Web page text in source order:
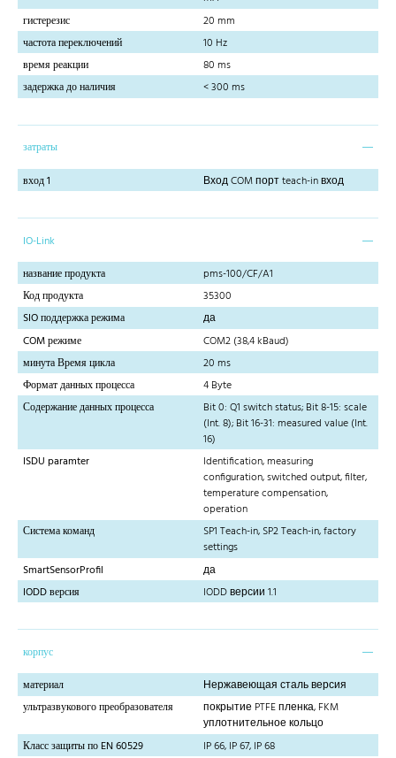
гистерезис
20 mm
частота переключений
10 Hz
время реакции
80 ms
задержка до наличия
< 300 ms
затраты
вход 1
Вход COM порт teach-in вход
IO-Link
название продукта
pms-100/CF/A1
Код продукта
35300
SIO поддержка режима
да
COM режиме
COM2 (38,4 kBaud)
минута Время цикла
20 ms
Формат данных процесса
4 Byte
Содержание данных процесса
Bit 0: Q1 switch status; Bit 8-15: scale
(Int. 8); Bit 16-31: measured value (Int.
16)
ISDU paramter
Identification, measuring
configuration, switched output, filter,
temperature compensation,
operation
Система команд
SP1 Teach-in, SP2 Teach-in, factory
settings
SmartSensorProfil
да
IODD версия
IODD версии 1.1
корпус
материал
Нержавеющая сталь версия
ультразвукового преобразователя
покрытие PTFE пленка, FKM
уплотнительное кольцо
Класс защиты по EN 60529
IP 66, IP 67, IP 68